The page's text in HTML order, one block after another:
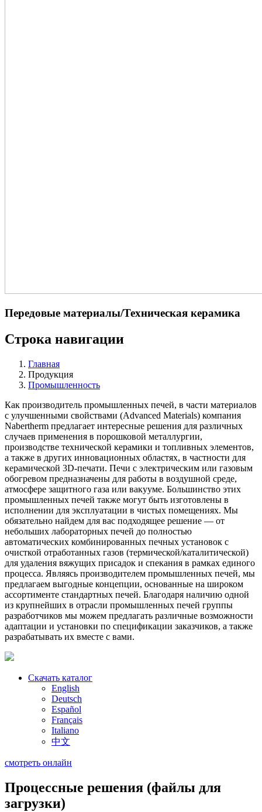
Передовые материалы/​Техническая керамика
Строка навигации
Главная
Продукция
Промышленность
Как производитель промышленных печей, в части материалов
с улучшенными свойствами (Advanced Materials) компания
Nabertherm предлагает интересные решения для различных
случаев применения в порошковой металлургии,
производстве технической керамики и топливных элементов,
а также в других инновационных областях, в частности для
керамической 3D-печати. Печи с электрическим или газовым
обогревом предназначены для работы в воздушной среде,
атмосфере защитного газа или вакууме. Большинство этих
промышленных печей также могут быть изготовлены в
исполнении для эксплуатации в чистых помещениях. Мы
обязательно найдем для вас подходящее решение — от
небольших лабораторных печей до полностью
автоматических комбинированных печных установок с
очисткой отработанных газов (термической/каталитической)
для удаления вяжущих присадок и спекания в рамках единого
процесса. Являясь производителем промышленных печей, мы
предлагаем выгодные концепции, основанные на широком
ассортименте стандартных печей. Благодаря наличию одной
из крупнейших в отрасли промышленных печей группы
разработчиков мы можем предлагать различные возможности
адаптации и установки по спецификации заказчиков, а также
разрабатывать их вместе с вами.
Скачать каталог
English
Deutsch
Español
Français
Italiano
中文
смотреть онлайн
Процессные решения (файлы для
загрузки)